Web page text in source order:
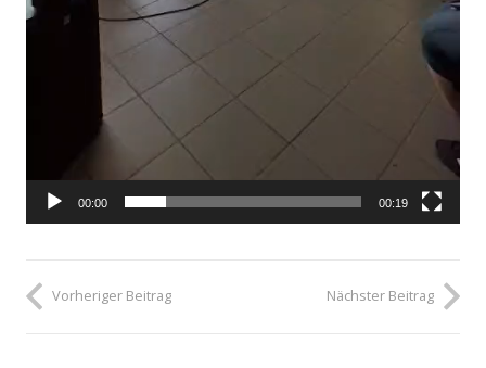
00:00 00:19
Vorheriger Beitrag Nächster Beitrag